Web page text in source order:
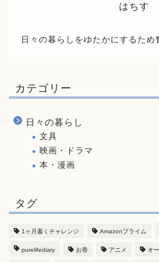
はちす
日々の暮らしをゆたかにするため
カテゴリー
日々の暮らし
文具
映画・ドラマ
本・漫画
タグ
1ヶ月書くチャレンジ Amazonプライム
purelifediary お香 アニメ オ